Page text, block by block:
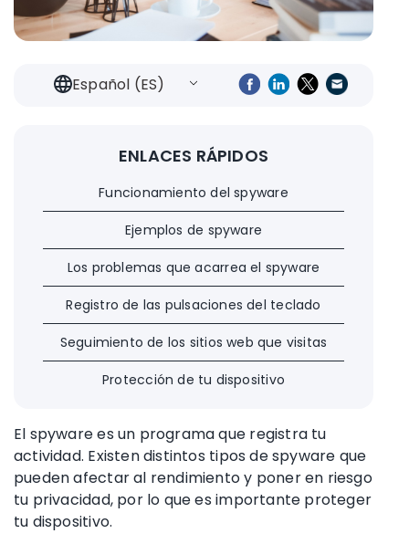
Español (ES)
ENLACES RÁPIDOS
Funcionamiento del spyware
Ejemplos de spyware
Los problemas que acarrea el spyware
Registro de las pulsaciones del teclado
Seguimiento de los sitios web que visitas
Protección de tu dispositivo
El spyware es un programa que registra tu
actividad. Existen distintos tipos de spyware que
pueden afectar al rendimiento y poner en riesgo
tu privacidad, por lo que es importante proteger
tu dispositivo.